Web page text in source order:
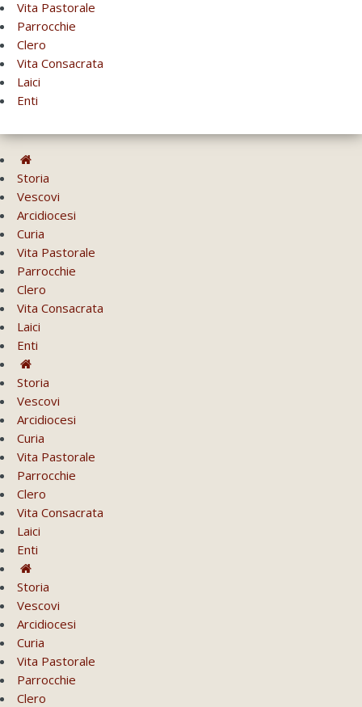
Vita Pastorale
Parrocchie
Clero
Vita Consacrata
Laici
Enti
Storia
Vescovi
Arcidiocesi
Curia
Vita Pastorale
Parrocchie
Clero
Vita Consacrata
Laici
Enti
Storia
Vescovi
Arcidiocesi
Curia
Vita Pastorale
Parrocchie
Clero
Vita Consacrata
Laici
Enti
Storia
Vescovi
Arcidiocesi
Curia
Vita Pastorale
Parrocchie
Clero